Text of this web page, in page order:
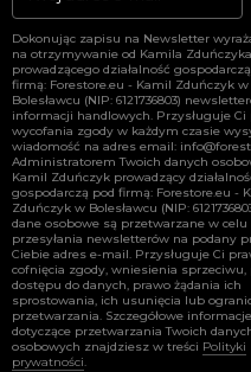
Dokonując zapisu na Newsletter
na otrzymywanie od Kamila Zduńczyka
prowadzącego działalność
firmą: Forestore.eu - Kamil Zduńczyk w
Bolesławcu (NIP: 6121736803)
informacji handlowych. Przysługuje Ci
wycofania zgody w każdym czasie
wiadomość na adres email:
Administratorem Twoich danych
Kamil Zduńczyk prowadzący
gospodarczą pod firmą: Forestore.eu -
Zduńczyk w Bolesławcu (NIP:
dane osobowe są przetwarzane w celu
przesyłania newsletterów na podany
Ciebie adres e-mail. Przysługuje Ci
cofnięcia zgody, wniesienia sprzeciwu,
dostępu do danych, prawo żądania ich
sprostowania, ich usunięcia lub
przetwarzania. Szczegółowe informacje
dotyczące przetwarzania Twoich
osobowych znajdziesz w treści Polityki
prywatności.